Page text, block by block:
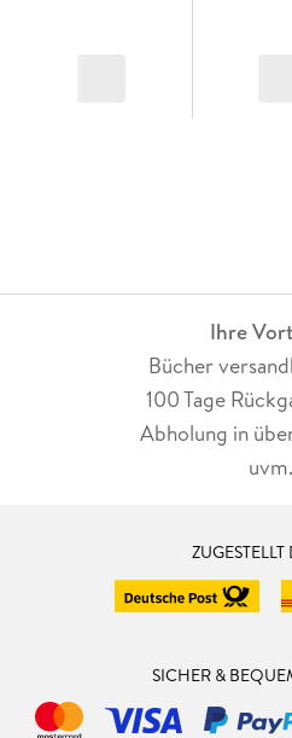
Ihre
Bücher
100 Tage
Abholung in
uvm.
SICHER &